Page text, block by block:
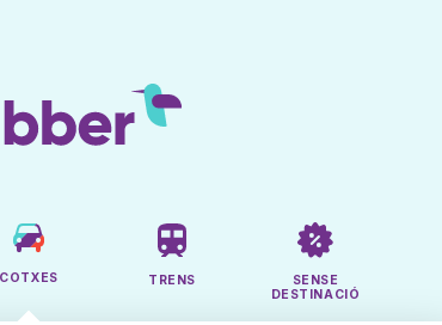
COTXES TRENS
SENSE
DESTINACIÓ